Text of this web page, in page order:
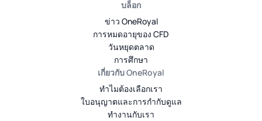
บล็อก
ข่าว OneRoyal
การหมดอายุของ CFD
วันหยุดตลาด
การศึกษา
เกี่ยวกับ OneRoyal
ทำไมต้องเลือกเรา
ใบอนุญาตและการกำกับดูแล
ทำงานกับเรา